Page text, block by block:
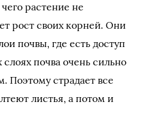
чего растение не
рост своих корней. Они
почвы, где есть доступ
слоях почва очень сильно
Поэтому страдает все
листья, а потом и